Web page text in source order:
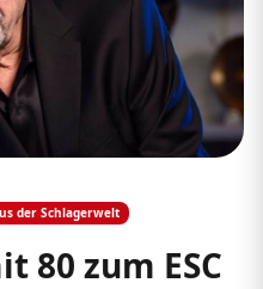
der Schlagerwelt
80 zum ESC